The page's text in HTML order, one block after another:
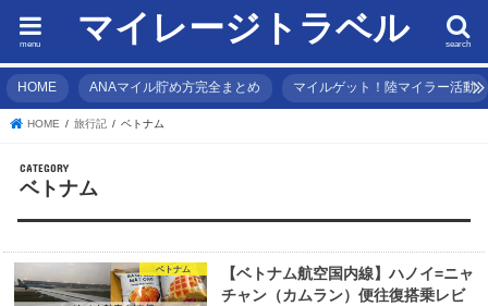
マイレージトラベル search
menu
HOME ANAマイル貯め方完全まとめ マイルゲット！陸マイラー活動
HOME 旅行記 ベトナム
ベトナム
ベトナム
【ベトナム航空国内線】ハノイ=ニャ
チャン（カムラン）便往復搭乗レビ